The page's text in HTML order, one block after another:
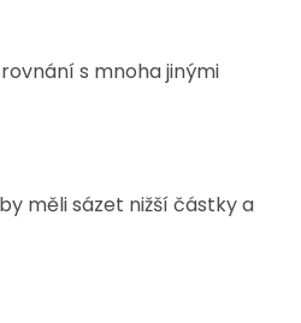
s mnoha jinými
měli sázet nižší částky a